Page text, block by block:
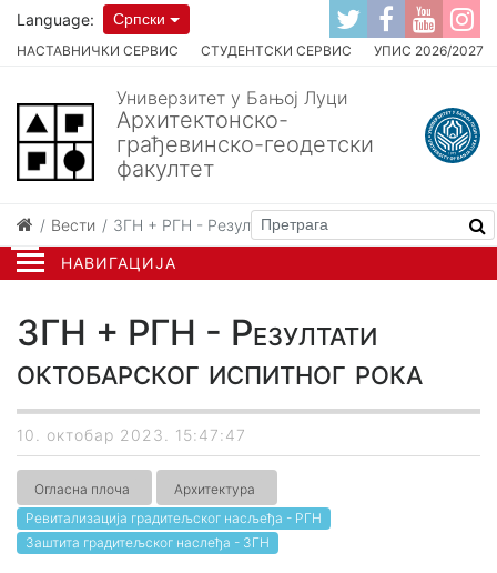
НАВИГАЦИЈА
НАСТАВНИЧКИ СЕРВИС СТУДЕНТСКИ СЕРВИС УПИС 2026/2027
Language: Српски
Универзитет у Бањој Луци
Архитектонско-
грађевинско-геодетски
факултет
Вести ЗГН + РГН - Резултати октобарског испитног рока
ЗГН + РГН - Резултати
октобарског испитног рока
10. октобар 2023. 15:47:47
Огласна плоча
Архитектура
Ревитализација градитељског насљеђа - РГН
Заштита градитељског наслеђа - ЗГН